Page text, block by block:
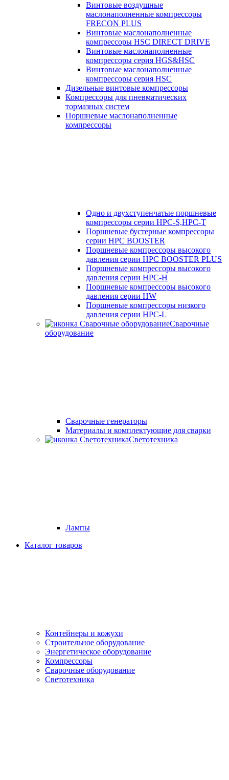
Винтовые воздушные
маслонаполненные компрессоры
FRECON PLUS
Винтовые маслонаполненные
компрессоры HSC DIRECT DRIVE
Винтовые маслонаполненные
компрессоры серия HGS&HSC
Винтовые маслонаполненные
компрессоры серия HSC
Дизельные винтовые компрессоры
Компрессоры для пневматических
тормазных систем
Поршневые маслонаполненные
компрессоры
Одно и двухступенчатые поршневые
компрессоры серии HPC-S,HPC-T
Поршневые бустерные компрессоры
серии HPC BOOSTER
Поршневые компрессоры высокого
давления серии HPC BOOSTER PLUS
Поршневые компрессоры высокого
давления серии HPC-H
Поршневые компрессоры высокого
давления серии HW
Поршневые компрессоры низкого
давления серии HPC-L
Сварочные
оборудование
Cварочные генераторы
Материалы и комплектующие для сварки
Светотехника
Лампы
Каталог товаров
Контейнеры и кожухи
Строительное оборудование
Энергетическое оборудование
Компрессоры
Сварочные оборудование
Светотехника